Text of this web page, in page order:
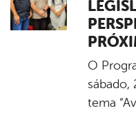
O
sábado,
tema